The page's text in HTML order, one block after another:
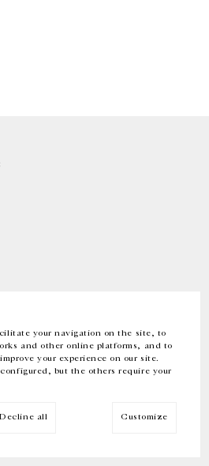
your navigation on the site, to
and other online platforms, and to
your experience on our site.
but the others require your
Decline all Customize
Instagram